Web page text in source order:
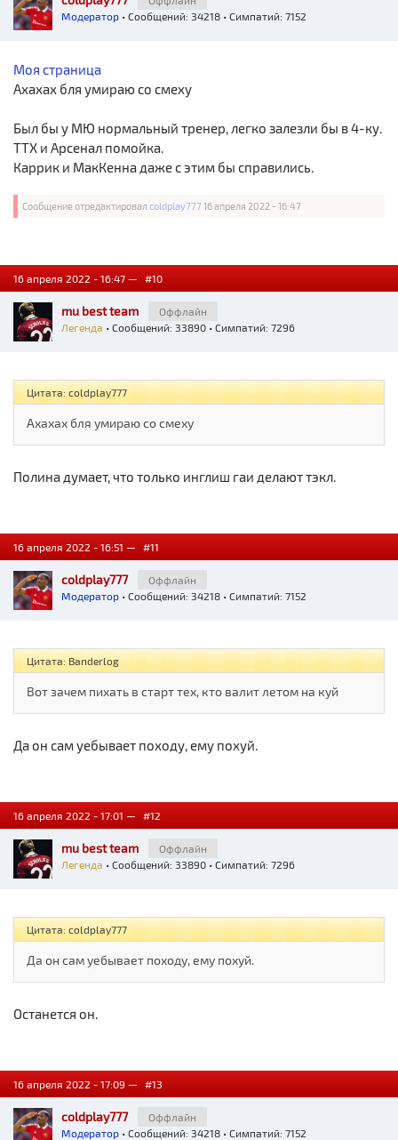
Модератор • Сообщений: 34218 • Симпатий: 7152
Моя страница
Ахахах бля умираю со смеху
Был бы у МЮ нормальный тренер, легко залезли бы в 4-ку.
ТТХ и Арсенал помойка.
Каррик и МакКенна даже с этим бы справились.
Сообщение отредактировалcoldplay777 16 апреля 2022 - 16:47
16 апреля 2022 - 16:47 — #10
mu best team
Оффлайн
Легенда • Сообщений: 33890 • Симпатий: 7296
Цитата: coldplay777
Ахахах бля умираю со смеху
Полина думает, что только инглиш гаи делают тэкл.
16 апреля 2022 - 16:51 — #11
coldplay777
Оффлайн
Модератор • Сообщений: 34218 • Симпатий: 7152
Цитата: Banderlog
Вот зачем пихать в старт тех, кто валит летом на куй
Да он сам уебывает походу, ему похуй.
16 апреля 2022 - 17:01 — #12
mu best team
Оффлайн
Легенда • Сообщений: 33890 • Симпатий: 7296
Цитата: coldplay777
Да он сам уебывает походу, ему похуй.
Останется он.
16 апреля 2022 - 17:09 — #13
coldplay777
Оффлайн
Модератор • Сообщений: 34218 • Симпатий: 7152